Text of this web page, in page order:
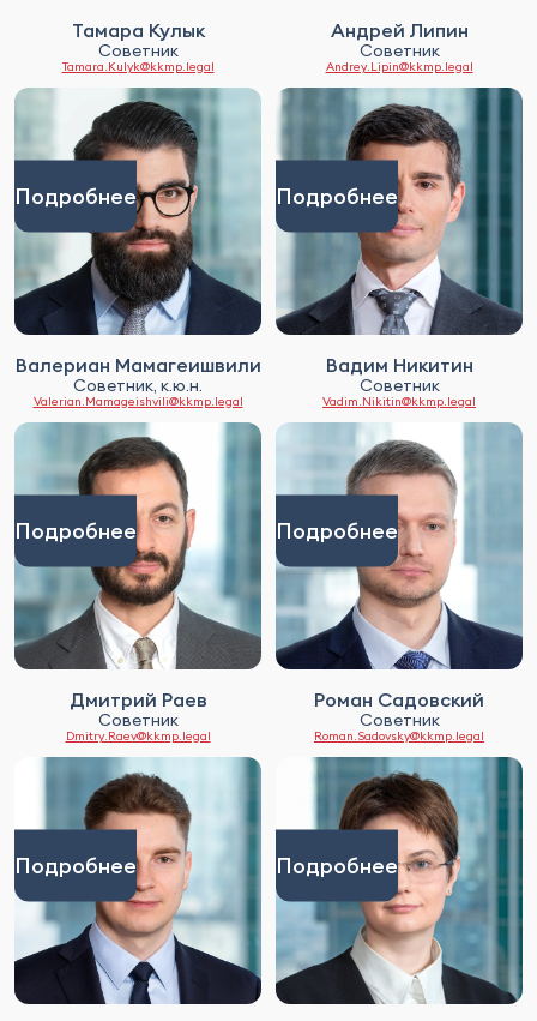
Тамара Кулык
Советник
Tamara.Kulyk@kkmp.legal
Андрей Липин
Советник
Andrey.Lipin@kkmp.legal
Подробнее
Валериан Мамагеишвили
Советник, к.ю.н.
Valerian.Mamageishvili@kkmp.legal
Подробнее
Вадим Никитин
Советник
Vadim.Nikitin@kkmp.legal
Подробнее
Дмитрий Раев
Советник
Dmitry.Raev@kkmp.legal
Подробнее
Роман Садовский
Советник
Roman.Sadovsky@kkmp.legal
Подробнее Подробнее